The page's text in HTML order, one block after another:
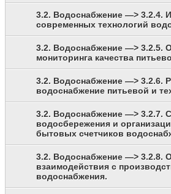
3.2. Водоснабжение —> 3.2.4.
современных технологий
3.2. Водоснабжение —> 3.2.5.
мониторинга качества
3.2. Водоснабжение —> 3.2.6.
водоснабжение питьевой и
3.2. Водоснабжение —> 3.2.7.
водосбережения и
бытовых счетчиков
3.2. Водоснабжение —> 3.2.8.
взаимодействия с
водоснабжения.